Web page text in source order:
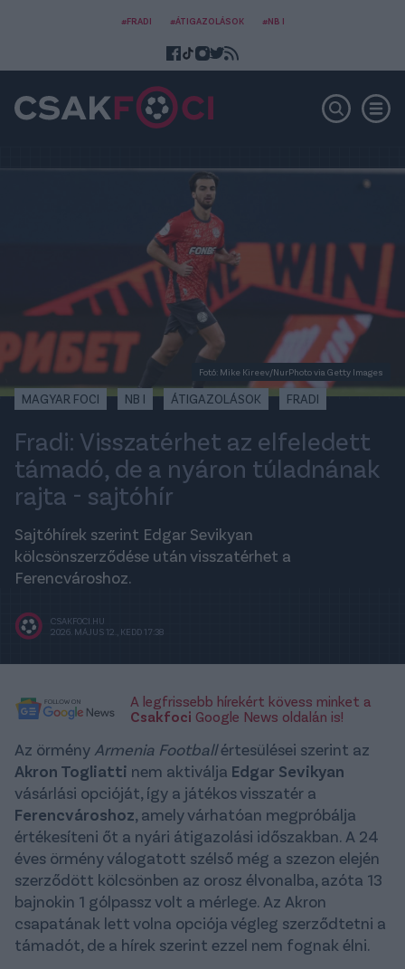
#FRADI #ÁTIGAZOLÁSOK #NB I
Fotó: Mike Kireev/NurPhoto via Getty Images
MAGYAR FOCI NB I ÁTIGAZOLÁSOK FRADI
Fradi: Visszatérhet az elfeledett
támadó, de a nyáron túladnának
rajta - sajtóhír
Sajtóhírek szerint Edgar Sevikyan
kölcsönszerződése után visszatérhet a
Ferencvároshoz.
CSAKFOCI.HU
2026. MÁJUS 12., KEDD 17:38
A legfrissebb hírekért kövess minket a
Csakfoci Google News oldalán is!
Az örmény Armenia Footballértesülései szerint az
Akron Togliatti nem aktiválja Edgar Sevikyan
vásárlási opcióját, így a játékos visszatér a
Ferencvároshoz, amely várhatóan megpróbálja
értékesíteni őt a nyári átigazolási időszakban. A 24
éves örmény válogatott szélső még a szezon elején
szerződött kölcsönben az orosz élvonalba, azóta 13
bajnokin 1 gólpassz volt a mérlege. Az Akron
csapatának lett volna opciója végleg szerződtetni a
támadót, de a hírek szerint ezzel nem fognak élni.